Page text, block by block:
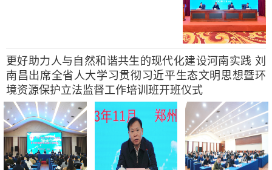
更好助力人与自然和谐共生的现代化建设河南实践 刘
南昌出席全省人大学习贯彻习近平生态文明思想暨环
境资源保护立法监督工作培训班开班仪式